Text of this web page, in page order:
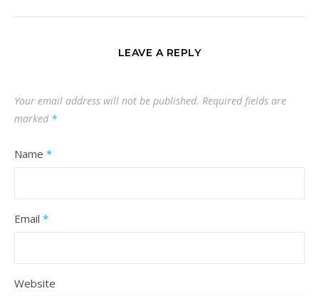
LEAVE A REPLY
Your email address will not be published. Required fields are
marked *
Name *
Email *
Website